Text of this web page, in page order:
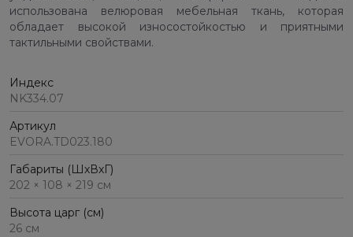
использована велюровая мебельная ткань, которая
обладает высокой износостойкостью и приятными
тактильными свойствами.
Индекс
NK334.07
Артикул
EVORA.TD023.180
Габариты (ШхВхГ)
202 × 108 × 219 см
Высота царг (см)
26 см